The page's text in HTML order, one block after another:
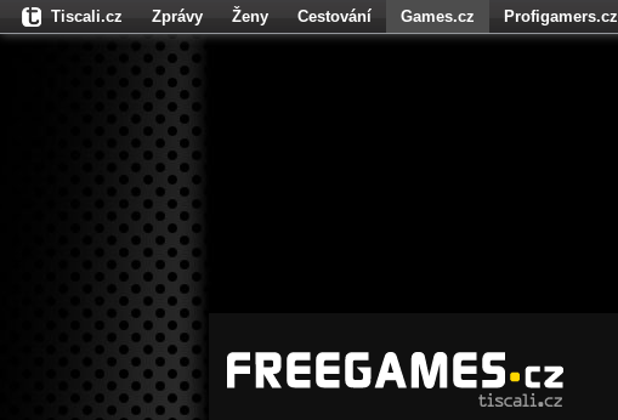
Tiscali.cz Zprávy Ženy Cestování Games.cz Profigamers.cz
Fights.cz